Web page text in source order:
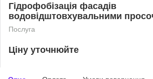
Гідрофобізація фасадів
водовідштовхувальними
Послуга
Ціну уточнюйте